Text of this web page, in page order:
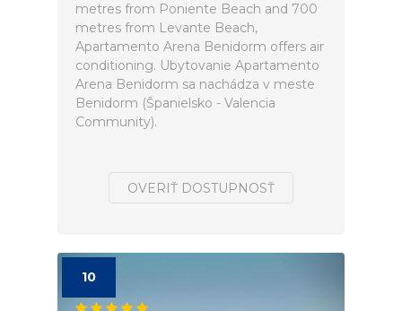
metres from Poniente Beach and 700
metres from Levante Beach,
Apartamento Arena Benidorm offers air
conditioning. Ubytovanie Apartamento
Arena Benidorm sa nachádza v meste
Benidorm (Španielsko - Valencia
Community).
OVERIŤ DOSTUPNOSŤ
10